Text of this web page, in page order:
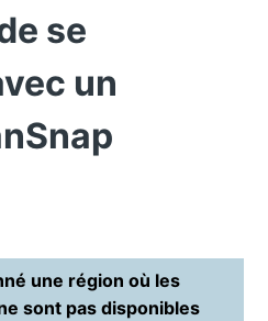
se
un
une région où les
sont pas disponibles